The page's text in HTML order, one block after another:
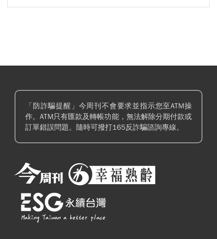
「防詐騙提醒」今周刊不會要求並指示您至ATM操
作。ATM只有匯款及轉帳功能，無法解除分期付款或
訂單錯誤問題。隨時可撥打165反詐騙諮詢專線。